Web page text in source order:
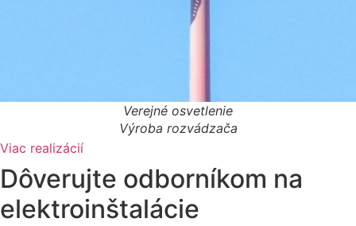
Verejné osvetlenie
Výroba rozvádzača
Viac realizácií
Dôverujte odborníkom na
elektroinštalácie